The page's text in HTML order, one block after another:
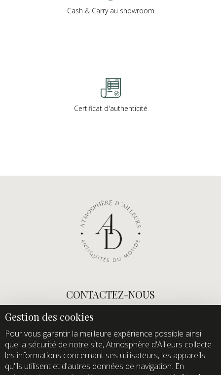
Cash & Carry au showroom
Certificat d'authenticité
CONTACTEZ-NOUS
info@atmospheredailleurs.com
Tel :
+33 (0)1 60 12 68 26
Domaine de Quincampoix
Route de Roussigny
91470 Les Molières
Pour vous garantir la meilleure expérience possible ainsi
que la sécurité de notre site, Atmosphère d'Ailleurs collecte
les informations concernant ses utilisateurs, les appareils
qu'ils utilisent et d'autres données de navigation. En